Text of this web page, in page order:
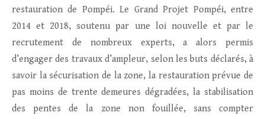
restauration de Pompéi. Le Grand Projet Pompéi, entre
2014 et 2018, soutenu par une loi nouvelle et par le
recrutement de nombreux experts, a alors permis
d’engager des travaux d’ampleur, selon les buts déclarés, à
savoir la sécurisation de la zone, la restauration prévue de
pas moins de trente demeures dégradées, la stabilisation
des pentes de la zone non fouillée, sans compter